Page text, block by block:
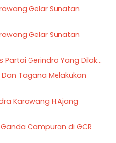
Gelar Sunatan
Gelar Sunatan
Gerindra Yang Dilak...
Dan Tagana Melakukan
Karawang H.Ajang
Campuran di GOR